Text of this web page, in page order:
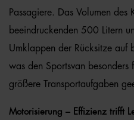
Passagiere. Das Volumen des
beeindruckenden 500 Litern
Umklappen der Rücksitze auf
was den Sportsvan besonders
größere Transportaufgaben
Motorisierung – Effizienz trifft